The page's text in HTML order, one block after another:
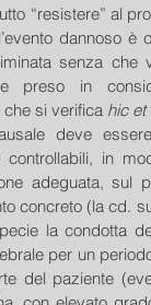
“resistere” al
dannoso è
senza che
preso in
si verifica hic et
deve
in
adeguata, sul
concreto (la cd.
la condotta
per un
del paziente